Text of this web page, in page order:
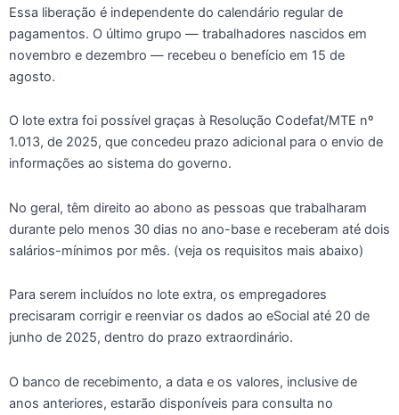
Essa liberação é independente do calendário regular de
pagamentos. O último grupo — trabalhadores nascidos em
novembro e dezembro — recebeu o benefício em 15 de
agosto.
O lote extra foi possível graças à Resolução Codefat/MTE nº
1.013, de 2025, que concedeu prazo adicional para o envio de
informações ao sistema do governo.
No geral, têm direito ao abono as pessoas que trabalharam
durante pelo menos 30 dias no ano-base e receberam até dois
salários-mínimos por mês. (veja os requisitos mais abaixo)
Para serem incluídos no lote extra, os empregadores
precisaram corrigir e reenviar os dados ao eSocial até 20 de
junho de 2025, dentro do prazo extraordinário.
O banco de recebimento, a data e os valores, inclusive de
anos anteriores, estarão disponíveis para consulta no